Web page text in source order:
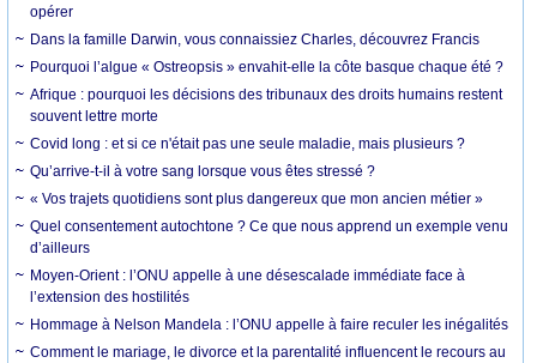
opérer
Dans la famille Darwin, vous connaissiez Charles, découvrez Francis
Pourquoi l’algue « Ostreopsis » envahit-elle la côte basque chaque été ?
Afrique : pourquoi les décisions des tribunaux des droits humains restent
souvent lettre morte
Covid long : et si ce n'était pas une seule maladie, mais plusieurs ?
Qu’arrive-t-il à votre sang lorsque vous êtes stressé ?
« Vos trajets quotidiens sont plus dangereux que mon ancien métier »
Quel consentement autochtone ? Ce que nous apprend un exemple venu
d’ailleurs
Moyen-Orient : l’ONU appelle à une désescalade immédiate face à
l’extension des hostilités
Hommage à Nelson Mandela : l’ONU appelle à faire reculer les inégalités
Comment le mariage, le divorce et la parentalité influencent le recours au